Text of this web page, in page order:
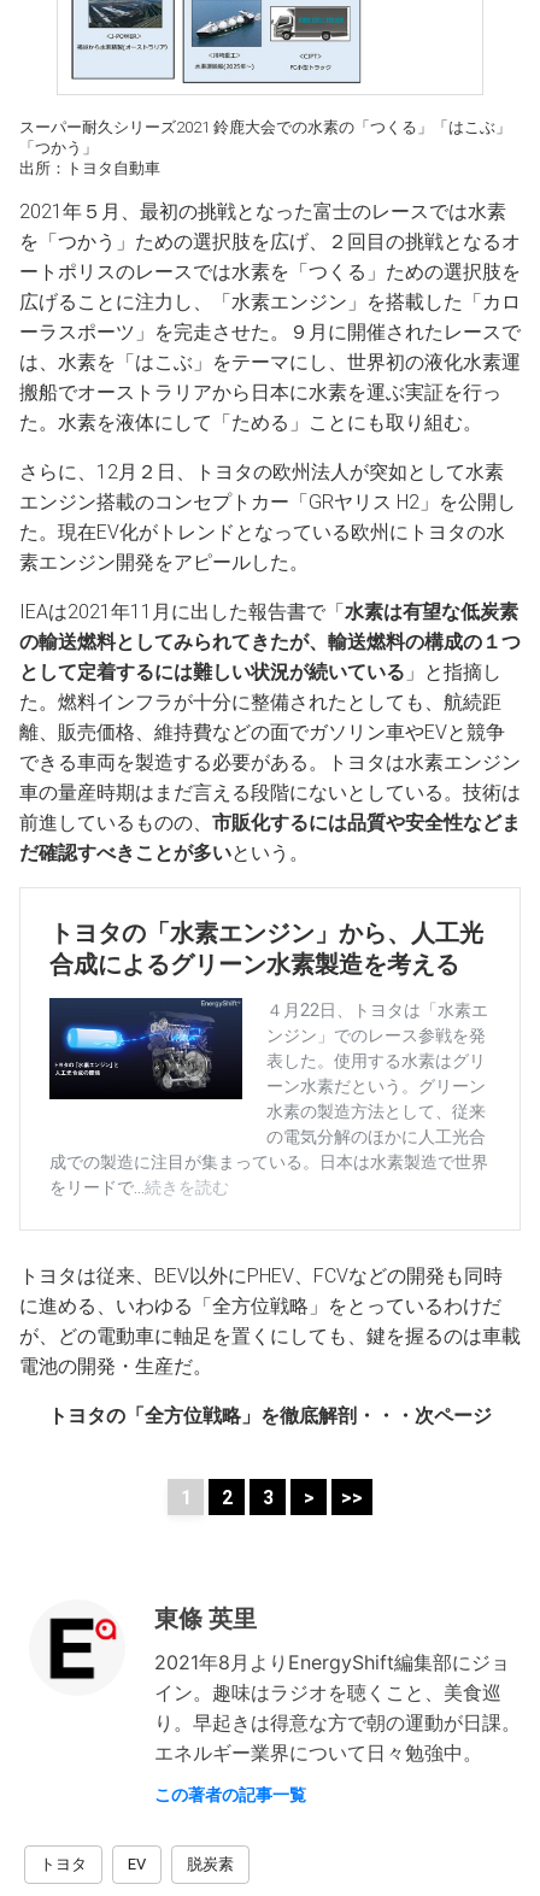
スーパー耐久シリーズ2021 鈴鹿大会での水素の 「つくる」
「はこぶ」
「つかう」
出所：トヨタ自動車
2021年５月、最初の挑戦となった富士のレースでは水素
を「つかう」ための選択肢を広げ、２回目の挑戦となるオ
ートポリスのレースでは水素を「つくる」ための選択肢を
広げることに注力し、「水素エンジン」を搭載した「カロ
ーラスポーツ」を完走させた。９月に開催されたレースで
は、水素を「はこぶ」をテーマにし、世界初の液化水素運
搬船でオーストラリアから日本に水素を運ぶ実証を行っ
た。水素を液体にして「ためる」ことにも取り組む。
さらに、12月２日、トヨタの欧州法人が突如として水素
エンジン搭載のコンセプトカー「GRヤリス H2」を公開し
た。現在EV化がトレンドとなっている欧州にトヨタの水
素エンジン開発をアピールした。
IEAは2021年11月に出した報告書で「 水素は有望な低炭素
の輸送燃料としてみられてきたが、輸送燃料の構成の１つ
として定着するには難しい状況が続いている 」と指摘し
た。燃料インフラが十分に整備されたとしても、航続距
離、販売価格、維持費などの面でガソリン車やEVと競争
できる車両を製造する必要がある。トヨタは水素エンジン
車の量産時期はまだ言える段階にないとしている。技術は
前進しているものの、 市販化するには品質や安全性などま
だ確認すべきことが多いという。
トヨタは従来、BEV以外にPHEV、FCVなどの開発も同時
に進める、いわゆる「全方位戦略」をとっているわけだ
が、どの電動車に軸足を置くにしても、鍵を握るのは車載
電池の開発・生産だ。
トヨタの「全方位戦略」を徹底解剖・・・次ページ
1 2 3 > >>
東條 英里
2021年8月よりEnergyShift編集部にジョ
イン。趣味はラジオを聴くこと、美食巡
り。早起きは得意な方で朝の運動が日課。
エネルギー業界について日々勉強中。
この著者の記事一覧
トヨタ EV 脱炭素